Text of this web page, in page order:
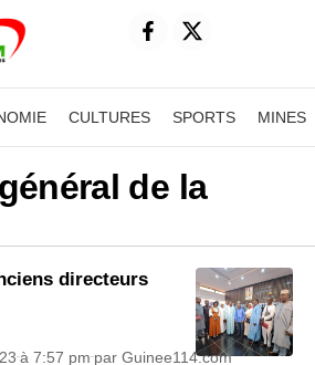
CULTURES SPORTS MINES
de la
directeurs
à 7:57 pm par Guinee114.com